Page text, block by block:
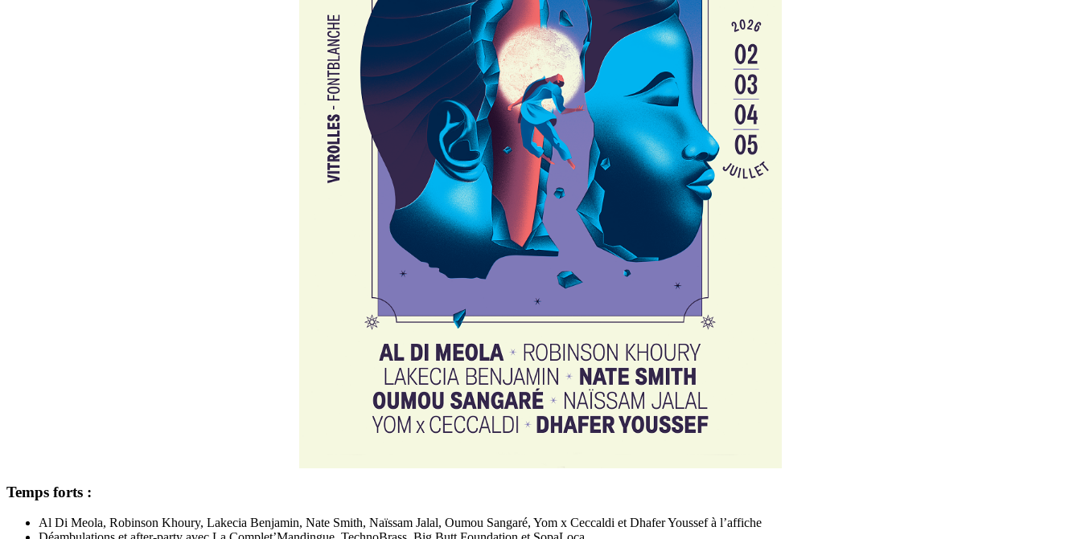
Temps forts :
Al Di Meola, Robinson Khoury, Lakecia Benjamin, Nate Smith, Naïssam Jalal, Oumou Sangaré, Yom x Ceccaldi et Dhafer Youssef à l’affiche